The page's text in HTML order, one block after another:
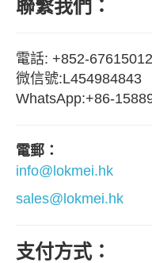
聯繫我們：
電話: +852-67615012
微信號:L454984843
WhatsApp:+86-
電郵：
info@lokmei.hk
sales@lokmei.hk
支付方式：